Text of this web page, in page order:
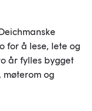
for å lese, lete og
år fylles bygget
møterom og